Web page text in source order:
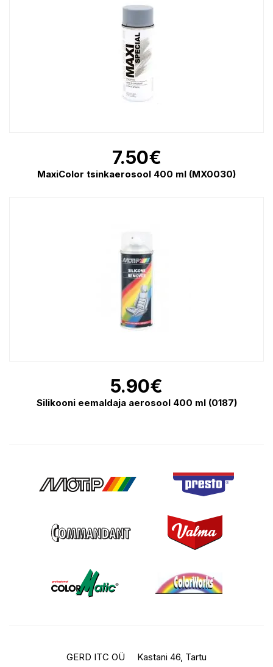
7.50€
MaxiColor tsinkaerosool 400 ml (MX0030)
5.90€
Silikooni eemaldaja aerosool 400 ml (0187)
GERD ITC OÜ Kastani 46, Tartu